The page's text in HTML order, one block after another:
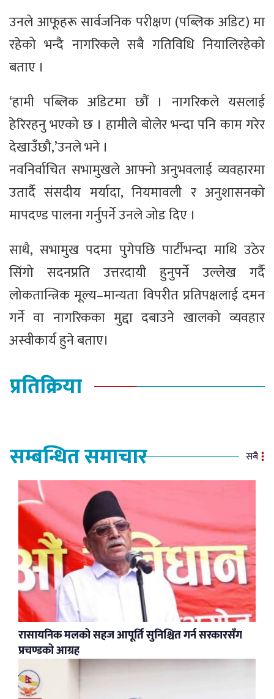
उनले आफूहरू सार्वजनिक परीक्षण (पब्लिक अडिट) मा
रहेको भन्दै नागरिकले सबै गतिविधि नियालिरहेको
बताए ।
‘हामी पब्लिक अडिटमा छौं । नागरिकले यसलाई
हेरिरहनु भएको छ । हामीले बोलेर भन्दा पनि काम गरेर
देखाउँछौ,’उनले भने ।
नवनिर्वाचित सभामुखले आफ्नो अनुभवलाई व्यवहारमा
उतार्दै संसदीय मर्यादा, नियमावली र अनुशासनको
मापदण्ड पालना गर्नुपर्ने उनले जोड दिए ।
साथै, सभामुख पदमा पुगेपछि पार्टीभन्दा माथि उठेर
सिंगो सदनप्रति उत्तरदायी हुनुपर्ने उल्लेख गर्दै
लोकतान्त्रिक मूल्य–मान्यता विपरीत प्रतिपक्षलाई दमन
गर्ने वा नागरिकका मुद्दा दबाउने खालको व्यवहार
अस्वीकार्य हुने बताए।
प्रतिक्रिया
सम्बन्धित समाचार सबै
रासायनिक मलको सहज आपूर्ति सुनिश्चित गर्न सरकारसँग
प्रचण्डको आग्रह